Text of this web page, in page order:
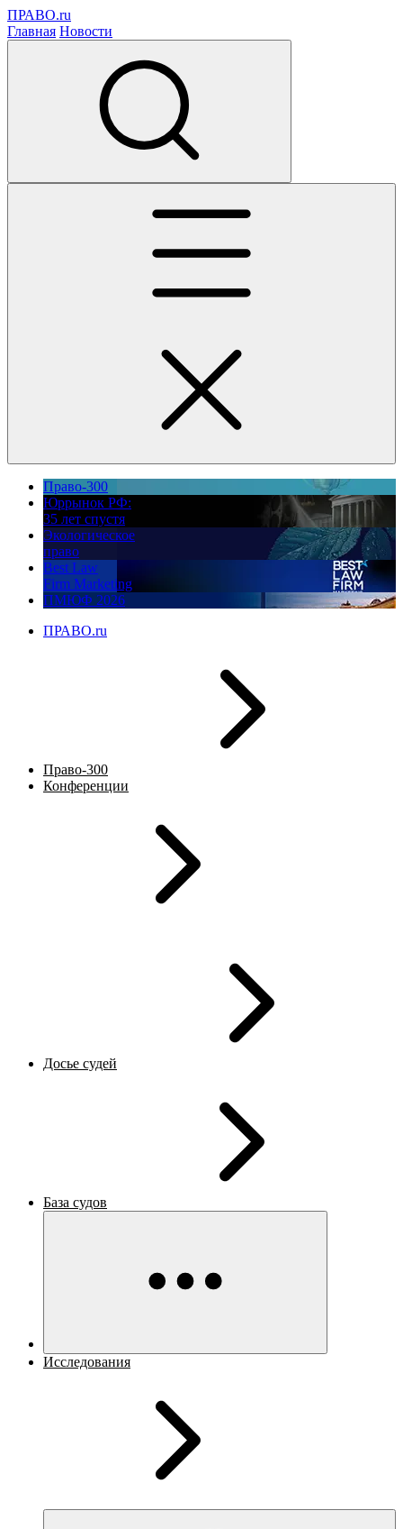
ПРАВО.ru
Главная Новости
Право-300
Юррынок РФ:
35 лет спустя
Экологическое
право
Best Law
Firm Marketing
ПМЮФ 2026
ПРАВО.ru
Право-300
Конференции
Досье судей
База судов
Исследования